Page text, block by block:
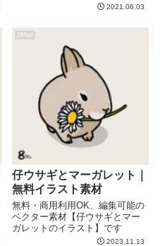
2021.06.03
Other
仔ウサギとマーガレット｜
無料イラスト素材
無料・商用利用OK、編集可能の
ベクター素材【仔ウサギとマー
ガレットのイラスト】です
2023.11.13